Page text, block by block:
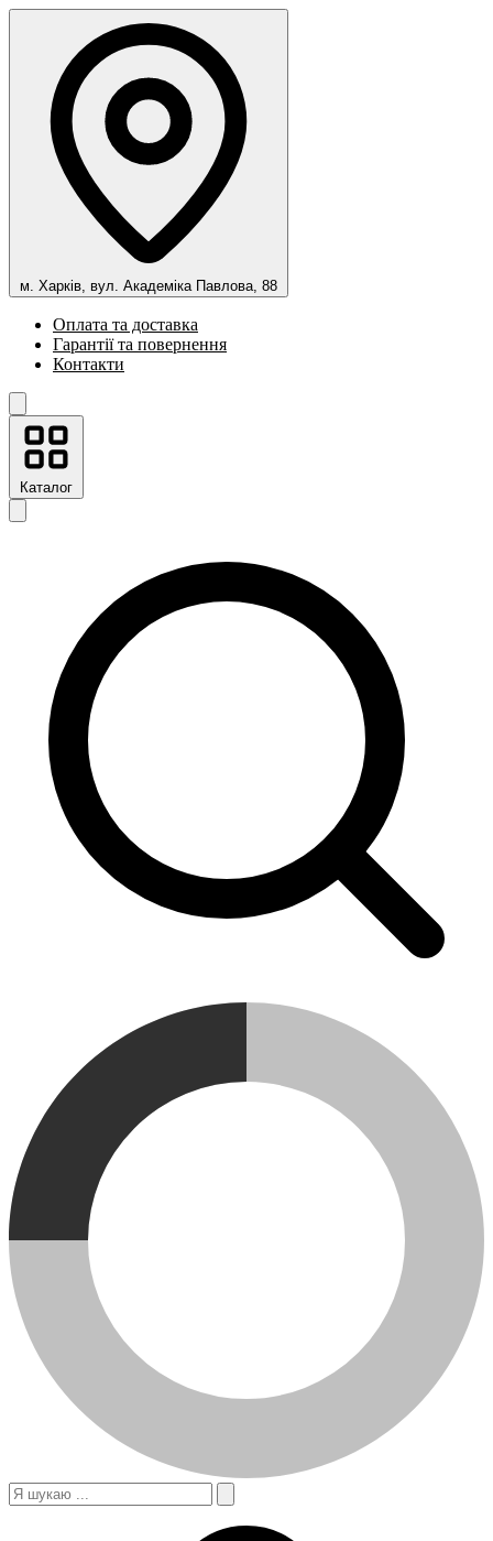
м. Харків, вул. Академіка Павлова, 88
Оплата та доставка
Гарантії та повернення
Контакти
Каталог